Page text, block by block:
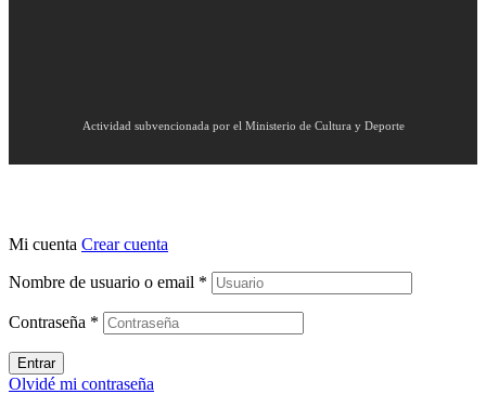
Actividad subvencionada por el Ministerio de Cultura y Deporte
Mi cuenta Crear cuenta
Nombre de usuario o email *
Contraseña *
Entrar
Olvidé mi contraseña